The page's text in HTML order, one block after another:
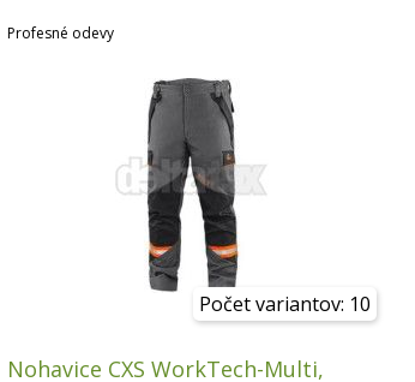
Profesné odevy
Počet variantov: 10
Nohavice CXS WorkTech-Multi,